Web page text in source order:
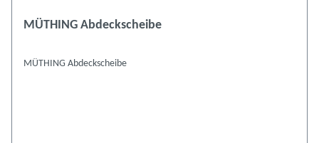
MÜTHING Abdeckscheibe
MÜTHING Abdeckscheibe